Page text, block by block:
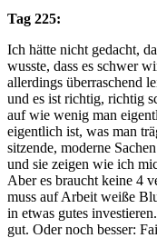
Tag 225:
Ich hätte nicht gedacht,
wusste, dass es schwer
allerdings überraschend
und es ist richtig, richtig
auf wie wenig man
eigentlich ist, was man
sitzende, moderne
und sie zeigen wie ich
Aber es braucht keine 4
muss auf Arbeit weiße
in etwas gutes
gut. Oder noch besser: